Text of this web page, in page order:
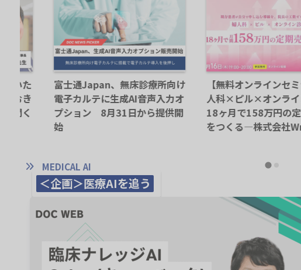
無料オンラインセミナー】婦
科×ピル×オンライン診療で
ヶ月で158万円の定期売上
つくる—株式会社Wrusty
リコージャパン、医療・介護
DX支援を強化｜オンライン資
格確認から電子カルテ導入支援
まで提供体制を拡充
MEDICAL AI
＜企画＞医療AIを追う